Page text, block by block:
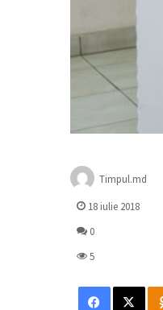
Timpul.md
18 iulie 2018
0
5
Facebook
X